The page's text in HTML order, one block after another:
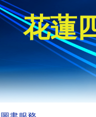
花蓮